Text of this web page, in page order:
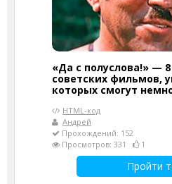
«Да с полуслова!» —
советских фильмов,
которых смогут
HTML-код
Андрей
Прохождений: 152
Просмотров: 331
1
Пройти